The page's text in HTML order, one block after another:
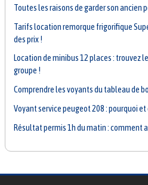
Toutes les raisons de garder son ancien
Tarifs location remorque frigorifique
des prix !
Location de minibus 12 places : trouvez
groupe !
Comprendre les voyants du tableau de
Voyant service peugeot 208 : pourquoi
Résultat permis 1h du matin : comment